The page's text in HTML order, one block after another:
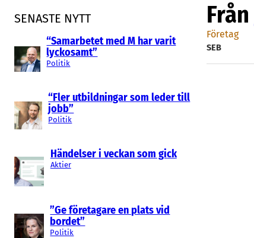
SENASTE NYTT
“Samarbetet med M har varit
lyckosamt”
Politik
“Fler utbildningar som leder till
jobb”
Politik
Händelser i veckan som gick
Aktier
”Ge företagare en plats vid
bordet”
Politik
Från
Företag
SEB